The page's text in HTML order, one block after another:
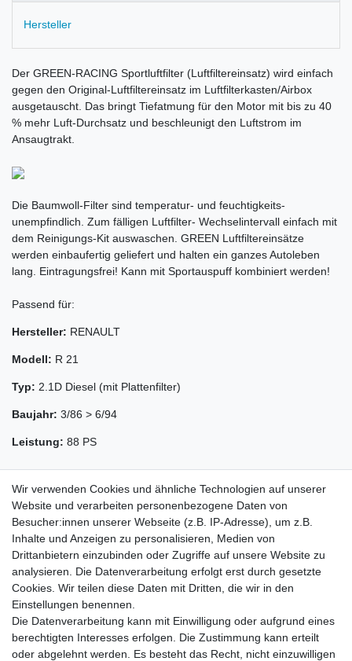
Hersteller
Der GREEN-RACING Sportluftfilter (Luftfiltereinsatz) wird einfach
gegen den Original-Luftfiltereinsatz im Luftfilterkasten/Airbox
ausgetauscht. Das bringt Tiefatmung für den Motor mit bis zu 40
% mehr Luft-Durchsatz und beschleunigt den Luftstrom im
Ansaugtrakt.
Die Baumwoll-Filter sind temperatur- und feuchtigkeits-
unempfindlich. Zum fälligen Luftfilter- Wechselintervall einfach mit
dem Reinigungs-Kit auswaschen. GREEN Luftfiltereinsätze
werden einbaufertig geliefert und halten ein ganzes Autoleben
lang. Eintragungsfrei! Kann mit Sportauspuff kombiniert werden!
Passend für:
Hersteller: RENAULT
Modell: R 21
Typ: 2.1D Diesel (mit Plattenfilter)
Baujahr: 3/86 > 6/94
Leistung: 88 PS
Zahlung und Versand
Impressum Daten­schutz­erklärung AGB
Wir verwenden Cookies und ähnliche Technologien auf unserer
Website und verarbeiten personenbezogene Daten von
Besucher:innen unserer Webseite (z.B. IP-Adresse), um z.B.
Inhalte und Anzeigen zu personalisieren, Medien von
Drittanbietern einzubinden oder Zugriffe auf unsere Website zu
analysieren. Die Datenverarbeitung erfolgt erst durch gesetzte
Cookies. Wir teilen diese Daten mit Dritten, die wir in den
Einstellungen benennen.
Die Datenverarbeitung kann mit Einwilligung oder aufgrund eines
berechtigten Interesses erfolgen. Die Zustimmung kann erteilt
oder abgelehnt werden. Es besteht das Recht, nicht einzuwilligen